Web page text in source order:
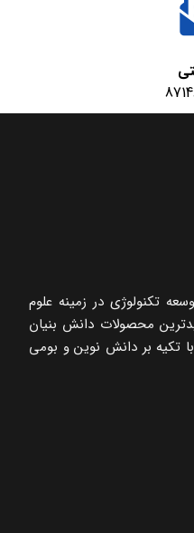
تکنولوژی در زمینه علوم
محصولات دانش بنیان
تکیه ‌بر دانش نوین و بومی